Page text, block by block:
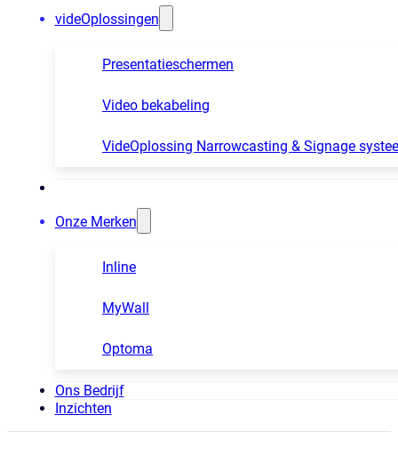
videOplossingen
Presentatieschermen
Video bekabeling
VideOplossing Narrowcasting & Signage
Onze Merken
Inline
MyWall
Optoma
Ons Bedrijf
Inzichten